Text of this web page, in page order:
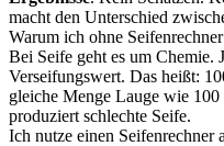
macht den Unterschied
Warum ich ohne
Bei Seife geht es um Chemie.
Verseifungswert. Das heißt:
gleiche Menge Lauge wie
produziert schlechte Seife.
Ich nutze einen Seifenrechner